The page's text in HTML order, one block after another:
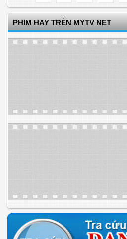
PHIM HAY TRÊN MYTV NET